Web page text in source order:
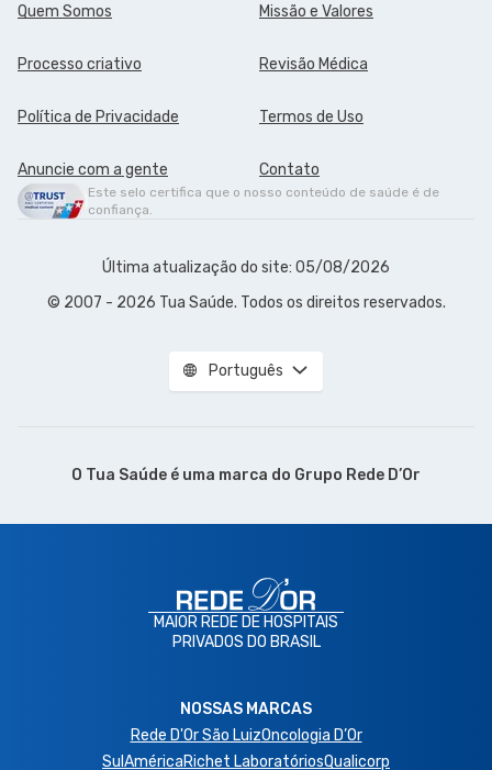
Quem Somos Missão e Valores
Processo criativo Revisão Médica
Política de Privacidade Termos de Uso
Anuncie com a gente Contato
Este selo certifica que o nosso conteúdo de saúde é de
confiança.
Última atualização do site: 05/08/2026
© 2007 - 2026 Tua Saúde. Todos os direitos reservados.
Português
O Tua Saúde é uma marca do Grupo Rede D’Or
MAIOR REDE DE HOSPITAIS
PRIVADOS DO BRASIL
NOSSAS MARCAS
Rede D'Or São LuizOncologia D’Or
SulAméricaRichet LaboratóriosQualicorp